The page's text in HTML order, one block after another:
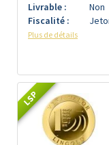
Livrable :
Non
Fiscalité :
Plus de détails
LSP